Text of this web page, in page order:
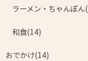
ラーメン・ちゃんぽん
和食(14)
おでかけ(14)